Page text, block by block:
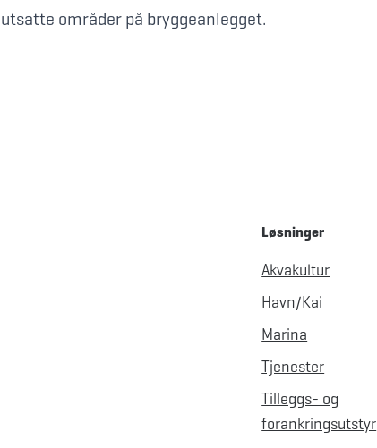
utsatte områder på bryggeanlegget.
Løsninger
Akvakultur
Havn/Kai
Marina
Tjenester
Tilleggs- og
forankringsutstyr